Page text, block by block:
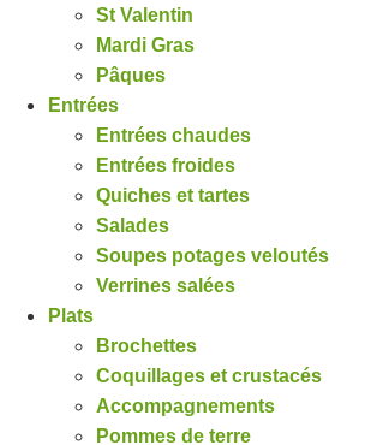
St Valentin
Mardi Gras
Pâques
Entrées
Entrées chaudes
Entrées froides
Quiches et tartes
Salades
Soupes potages veloutés
Verrines salées
Plats
Brochettes
Coquillages et crustacés
Accompagnements
Pommes de terre